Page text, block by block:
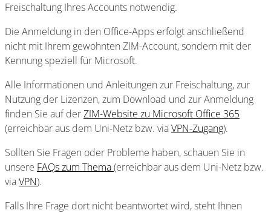
Freischaltung Ihres Accounts notwendig.
Die Anmeldung in den Office-Apps erfolgt anschließend
nicht mit Ihrem gewohnten ZIM-Account, sondern mit der
Kennung speziell für Microsoft.
Alle Informationen und Anleitungen zur Freischaltung, zur
Nutzung der Lizenzen, zum Download und zur Anmeldung
finden Sie auf derZIM-Website zu Microsoft Office 365
(erreichbar aus dem Uni-Netz bzw. viaVPN-Zugang).
Sollten Sie Fragen oder Probleme haben, schauen Sie in
unsere FAQs zum Thema(erreichbar aus dem Uni-Netz bzw.
viaVPN).
Falls Ihre Frage dort nicht beantwortet wird, steht Ihnen